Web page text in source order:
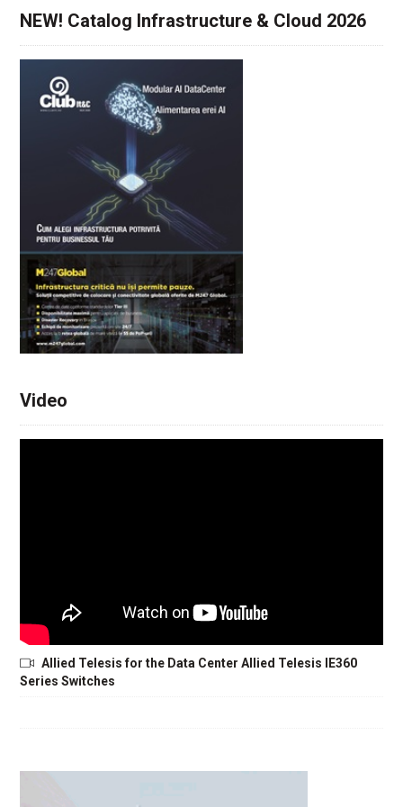
NEW! Catalog Infrastructure & Cloud 2026
Video
Allied Telesis for the Data Center Allied Telesis IE360
Series Switches